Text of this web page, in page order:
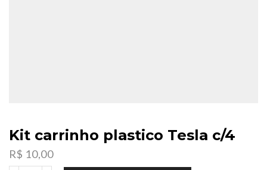
Kit carrinho plastico Tesla c/4
R$ 10,00